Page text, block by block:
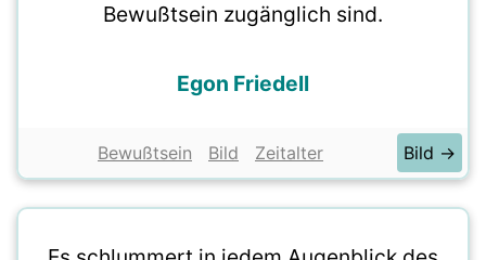
Bewußtsein zugänglich sind.
Egon Friedell
Bewußtsein Bild Zeitalter Bild →